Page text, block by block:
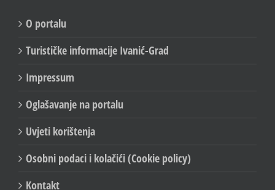
O portalu
Turističke informacije Ivanić-Grad
Impressum
Oglašavanje na portalu
Uvjeti korištenja
Osobni podaci i kolačići (Cookie policy)
Kontakt